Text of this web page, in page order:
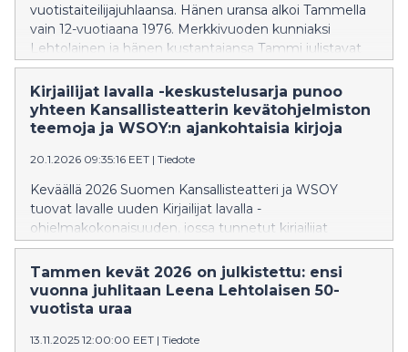
vuotistaiteilijajuhlaansa. Hänen uransa alkoi Tammella
vain 12-vuotiaana 1976. Merkkivuoden kunniaksi
Lehtolainen ja hänen kustantajansa Tammi julistavat
nuorille kirjoituskilpailun, jonka tarkoitus on innostaa
kuudes- ja seitsemäsluokkalaisia koululaisia
kirjoittamaan ja sitä kautta sanoittamaan omia
tunteitaan ja maailmaansa.
Kirjailijat lavalla -keskustelusarja punoo
yhteen Kansallisteatterin kevätohjelmiston
teemoja ja WSOY:n ajankohtaisia kirjoja
20.1.2026 09:35:16 EET | Tiedote
Keväällä 2026 Suomen Kansallisteatteri ja WSOY
tuovat lavalle uuden Kirjailijat lavalla -
ohjelmakokonaisuuden, jossa tunnetut kirjailijat
sukeltavat syvälle inhimillisyyden, tunteiden ja
tarinoiden maailmaan.
Tammen kevät 2026 on julkistettu: ensi
vuonna juhlitaan Leena Lehtolaisen 50-
vuotista uraa
13.11.2025 12:00:00 EET | Tiedote